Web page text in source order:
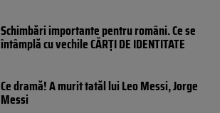
Schimbări importante pentru români. Ce se
întâmplă cu vechile CĂRȚI DE IDENTITATE
Ce dramă! A murit tatăl lui Leo Messi, Jorge
Messi